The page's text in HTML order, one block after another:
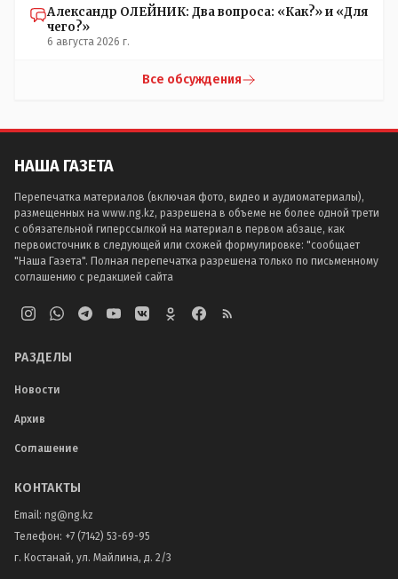
Александр ОЛЕЙНИК: Два вопроса: «Как?» и «Для
чего?»
6 августа 2026 г.
Все обсуждения
НАША ГАЗЕТА
Перепечатка материалов (включая фото, видео и аудиоматериалы),
размещенных на www.ng.kz, разрешена в объеме не более одной трети
с обязательной гиперссылкой на материал в первом абзаце, как
первоисточник в следующей или схожей формулировке: "сообщает
"Наша Газета". Полная перепечатка разрешена только по письменному
соглашению с редакцией сайта
РАЗДЕЛЫ
Новости
Архив
Соглашение
КОНТАКТЫ
Email: ng@ng.kz
Телефон: +7 (7142) 53-69-95
г. Костанай, ул. Майлина, д. 2/3